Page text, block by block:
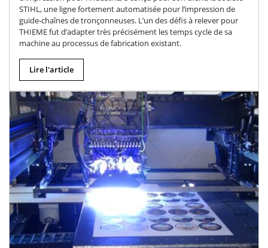
STIHL, une ligne fortement automatisée pour l’impression de
guide-chaînes de tronçonneuses. L’un des défis à relever pour
THIEME fut d’adapter très précisément les temps cycle de sa
machine au processus de fabrication existant.
Lire l'article